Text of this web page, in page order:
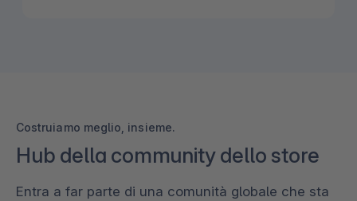
Costruiamo meglio, insieme.
Hub della community dello store
Entra a far parte di una comunità globale che sta